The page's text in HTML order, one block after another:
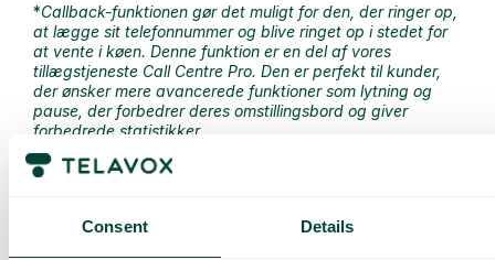
Consent Details
*Callback-funktionen gør det muligt for den, der ringer op,
at lægge sit telefonnummer og blive ringet op i stedet for
at vente i køen. Denne funktion er en del af vores
tillægstjeneste Call Centre Pro. Den er perfekt til kunder,
der ønsker mere avancerede funktioner som lytning og
pause, der forbedrer deres omstillingsbord og giver
forbedrede statistikker.
Er widgetten brugervenlig og nem at installere?
“Det er meget nemt at bruge, selvom det måske kræver